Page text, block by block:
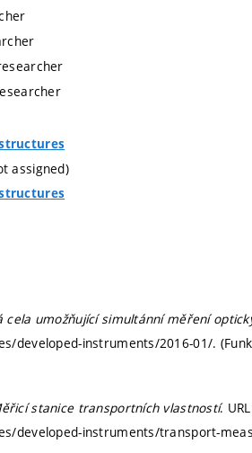
assigned)
cela umožňující simultánní měření
developed-instruments/2016-01/.
stanice transportních vlastností.
developed-instruments/transport-